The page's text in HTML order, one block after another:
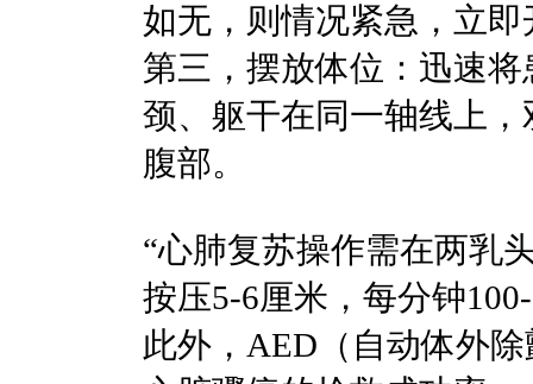
如无，则情况紧急，立
第三，摆放体位：迅速
颈、躯干在同一轴线上
腹部。
“心肺复苏操作需在两乳
按压5-6厘米，每分钟
此外，AED（自动体外